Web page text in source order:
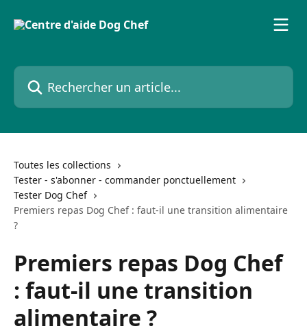
Rechercher un article...
Toutes les collections
Tester - s'abonner - commander ponctuellement
Tester Dog Chef
Premiers repas Dog Chef : faut-il une transition alimentaire
?
Premiers repas Dog Chef
: faut-il une transition
alimentaire ?